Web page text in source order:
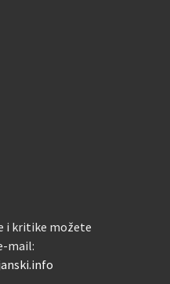
i kritike možete
mail: